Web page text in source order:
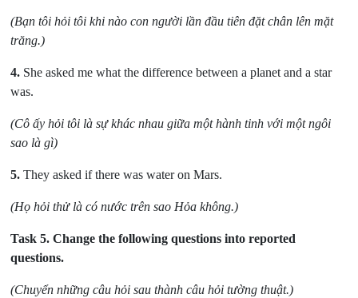
(Bạn tôi hỏi tôi khi nào con người lần đầu tiên đặt chân lên mặt
trăng.)
4. She asked me what the difference between a planet and a star
was.
(Cô ấy hỏi tôi là sự khác nhau giữa một hành tinh với một ngôi
sao là gì)
5. They asked if there was water on Mars.
(Họ hỏi thử là có nước trên sao Hỏa không.)
Task 5. Change the following questions into reported
questions.
(Chuyển những câu hỏi sau thành câu hỏi tường thuật.)